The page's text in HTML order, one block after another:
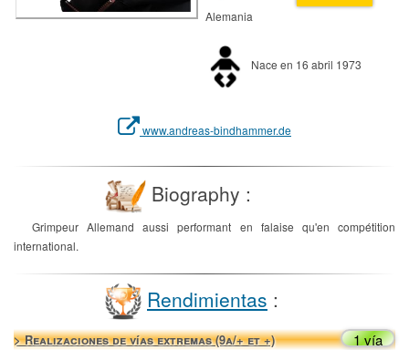
Alemania
Nace en 16 abril 1973
www.andreas-bindhammer.de
Biography :
Grimpeur Allemand aussi performant en falaise qu'en compétition
international.
Rendimientas :
> Realizaciones de vías extremas (9a/+ et +) 1 vía